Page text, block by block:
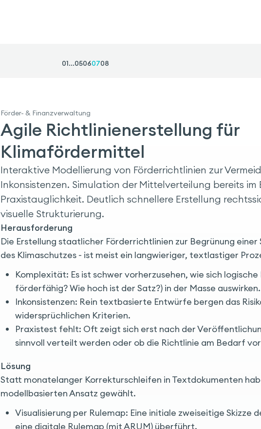
01...05060708
Förder- & Finanzverwaltung
Agile Richtlinienerstellung für
Klimafördermittel
Interaktive Modellierung von Förderrichtlinien zur
Inkonsistenzen. Simulation der Mittelverteilung bereits
Praxistauglichkeit. Deutlich schnellere Erstellung
visuelle Strukturierung.
Herausforderung
Die Erstellung staatlicher Förderrichtlinien zur Begrünung
des Klimaschutzes - ist meist ein langwieriger, textlastiger
Komplexität: Es ist schwer vorherzusehen, wie sich logische
förderfähig? Wie hoch ist der Satz?) in der Masse auswirken.
Inkonsistenzen: Rein textbasierte Entwürfe bergen das
widersprüchlichen Kriterien.
Praxistest fehlt: Oft zeigt sich erst nach der
sinnvoll verteilt werden oder ob die Richtlinie am Bedarf
Lösung
Statt monatelanger Korrekturschleifen in Textdokumenten
modellbasierten Ansatz gewählt.
Visualisierung per Rulemap: Eine initiale zweiseitige Skizze
eine digitale Rulemap (mit ARUM) überführt.